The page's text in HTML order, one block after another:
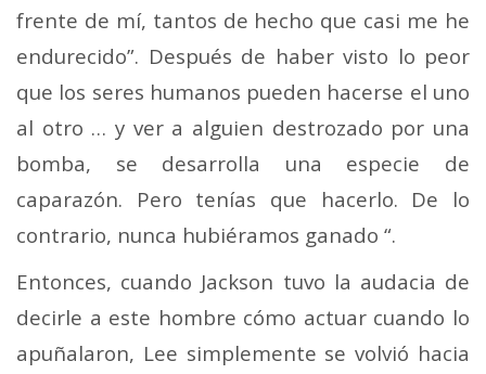
frente de mí, tantos de hecho que casi me he
endurecido”. Después de haber visto lo peor
que los seres humanos pueden hacerse el uno
al otro … y ver a alguien destrozado por una
bomba, se desarrolla una especie de
caparazón. Pero tenías que hacerlo. De lo
contrario, nunca hubiéramos ganado “.
Entonces, cuando Jackson tuvo la audacia de
decirle a este hombre cómo actuar cuando lo
apuñalaron, Lee simplemente se volvió hacia